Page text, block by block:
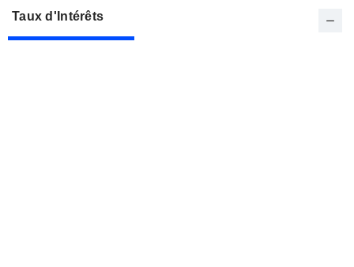
Taux d'Intérêts